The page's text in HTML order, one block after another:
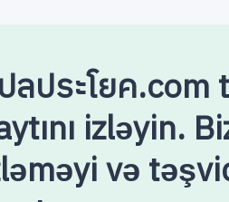
ลประโยค.com
izləyin.
və